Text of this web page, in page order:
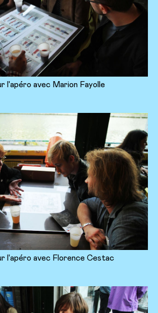
l'apéro avec Marion Fayolle
l'apéro avec Florence Cestac